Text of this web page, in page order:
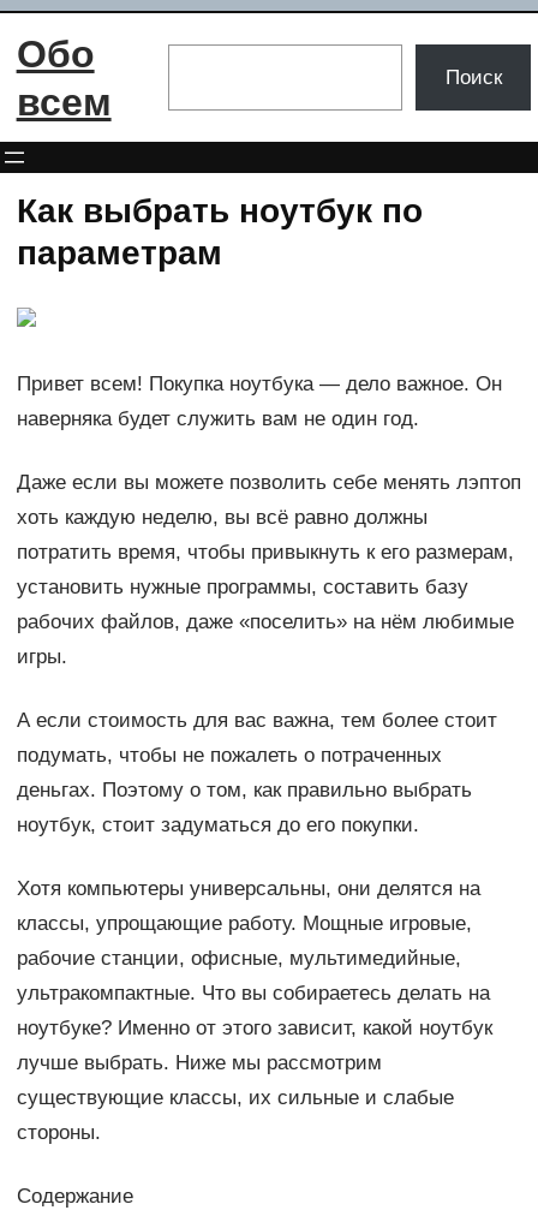
Перейти
Обо
всем
Поиск
Как выбрать ноутбук по
параметрам
Привет всем! Покупка ноутбука — дело важное. Он
наверняка будет служить вам не один год.
Даже если вы можете позволить себе менять лэптоп
хоть каждую неделю, вы всё равно должны
потратить время, чтобы привыкнуть к его размерам,
установить нужные программы, составить базу
рабочих файлов, даже «поселить» на нём любимые
игры.
А если стоимость для вас важна, тем более стоит
подумать, чтобы не пожалеть о потраченных
деньгах. Поэтому о том, как правильно выбрать
ноутбук, стоит задуматься до его покупки.
Хотя компьютеры универсальны, они делятся на
классы, упрощающие работу. Мощные игровые,
рабочие станции, офисные, мультимедийные,
ультракомпактные. Что вы собираетесь делать на
ноутбуке? Именно от этого зависит, какой ноутбук
лучше выбрать. Ниже мы рассмотрим
существующие классы, их сильные и слабые
стороны.
Содержание